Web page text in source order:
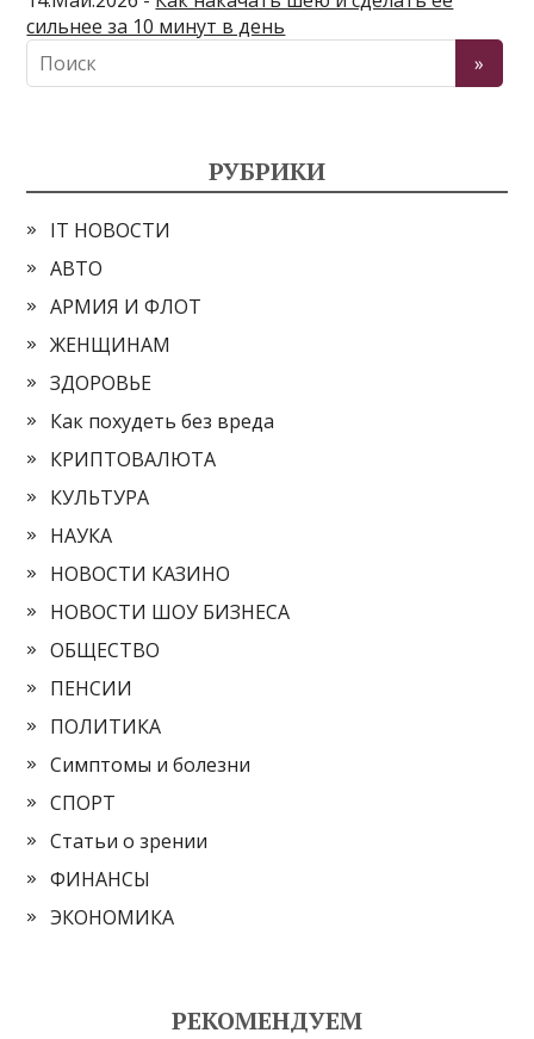
сильнее за 10 минут в день
РУБРИКИ
IT НОВОСТИ
АВТО
АРМИЯ И ФЛОТ
ЖЕНЩИНАМ
ЗДОРОВЬЕ
Как похудеть без вреда
КРИПТОВАЛЮТА
КУЛЬТУРА
НАУКА
НОВОСТИ КАЗИНО
НОВОСТИ ШОУ БИЗНЕСА
ОБЩЕСТВО
ПЕНСИИ
ПОЛИТИКА
Симптомы и болезни
СПОРТ
Статьи о зрении
ФИНАНСЫ
ЭКОНОМИКА
РЕКОМЕНДУЕМ